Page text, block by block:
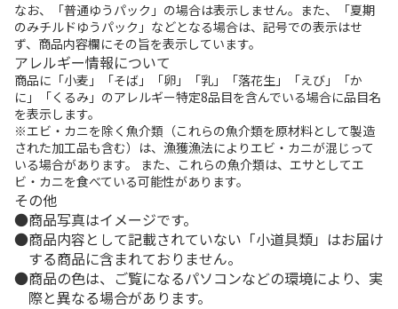
なお、「普通ゆうパック」の場合は表示しません。また、「夏期
のみチルドゆうパック」などとなる場合は、記号での表示はせ
ず、商品内容欄にその旨を表示しています。
アレルギー情報について
商品に「小麦」「そば」「卵」「乳」「落花生」「えび」「か
に」「くるみ」のアレルギー特定8品目を含んでいる場合に品目名
を表示します。
※エビ・カニを除く魚介類（これらの魚介類を原材料として製造
された加工品も含む）は、漁獲漁法によりエビ・カニが混じって
いる場合があります。 また、これらの魚介類は、エサとしてエ
ビ・カニを食べている可能性があります。
その他
商品写真はイメージです。
商品内容として記載されていない「小道具類」はお届け
する商品に含まれておりません。
商品の色は、ご覧になるパソコンなどの環境により、実
際と異なる場合があります。